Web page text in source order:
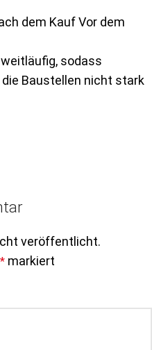
dem Kauf Vor dem
sodass
Baustellen nicht stark
veröffentlicht.
* markiert